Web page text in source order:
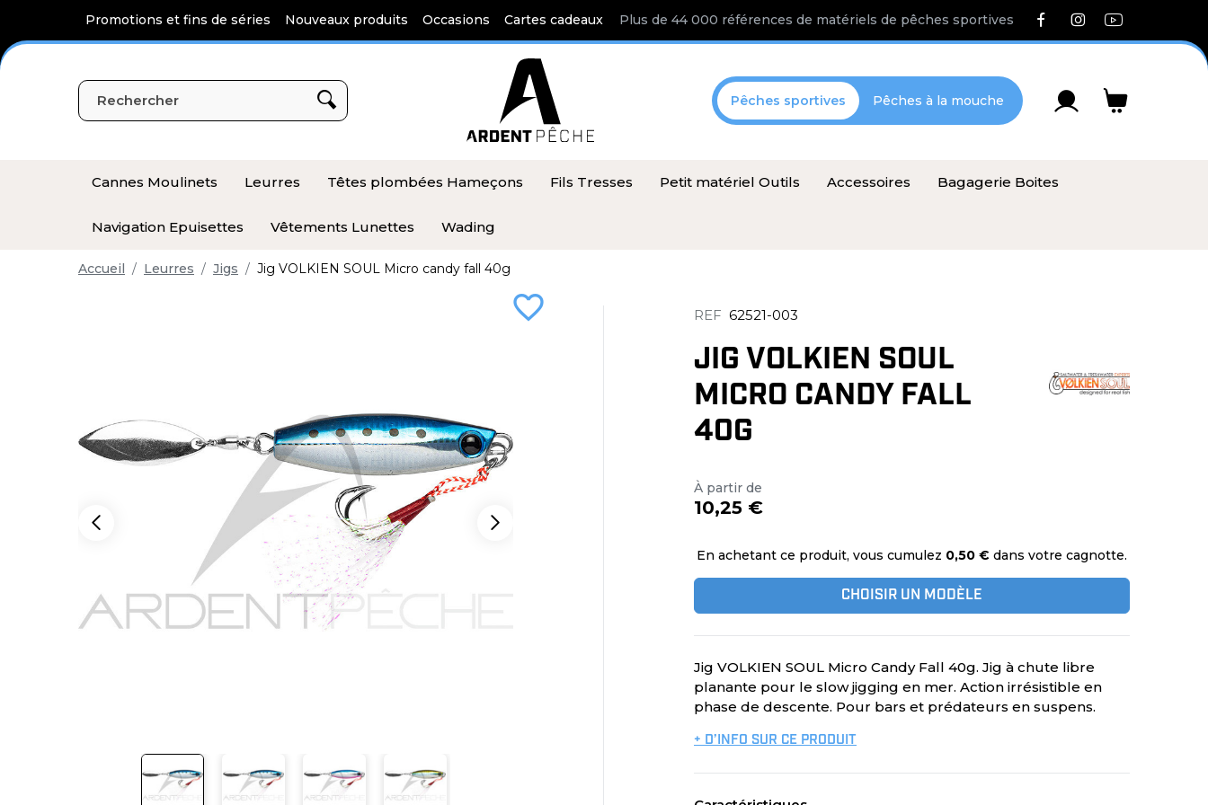
Promotions et fins de séries Nouveaux produits Occasions Cartes cadeaux Plus de 44 000 références de matériels de pêches sportives
Pêches sportives Pêches à la mouche
Cannes Moulinets Leurres Têtes plombées Hameçons Fils Tresses Petit matériel Outils Accessoires Bagagerie Boites
Navigation Epuisettes Vêtements Lunettes Wading
Accueil Leurres Jigs Jig VOLKIEN SOUL Micro candy fall 40g
favorite_border REF 62521-003
JIG VOLKIEN SOUL
MICRO CANDY FALL
40G
À partir de
10,25 €
En achetant ce produit, vous cumulez 0,50 € dans votre cagnotte.
CHOISIR UN MODÈLE
Jig VOLKIEN SOUL Micro Candy Fall 40g. Jig à chute libre
planante pour le slow jigging en mer. Action irrésistible en
phase de descente. Pour bars et prédateurs en suspens.
+ D’INFO SUR CE PRODUIT